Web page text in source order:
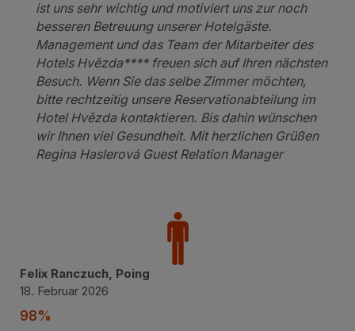
ist uns sehr wichtig und motiviert uns zur noch
besseren Betreuung unserer Hotelgäste.
Management und das Team der Mitarbeiter des
Hotels Hvězda**** freuen sich auf Ihren nächsten
Besuch. Wenn Sie das selbe Zimmer möchten,
bitte rechtzeitig unsere Reservationabteilung im
Hotel Hvězda kontaktieren. Bis dahin wünschen
wir Ihnen viel Gesundheit. Mit herzlichen Grüßen
Regina Haslerová Guest Relation Manager
Felix Ranczuch, Poing
18. Februar 2026
98%